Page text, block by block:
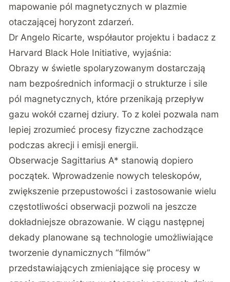
mapowanie pól magnetycznych w plazmie
otaczającej horyzont zdarzeń.
Dr Angelo Ricarte, współautor projektu i badacz z
Harvard Black Hole Initiative, wyjaśnia:
Obrazy w świetle spolaryzowanym dostarczają
nam bezpośrednich informacji o strukturze i sile
pól magnetycznych, które przenikają przepływ
gazu wokół czarnej dziury. To z kolei pozwala nam
lepiej zrozumieć procesy fizyczne zachodzące
podczas akrecji i emisji energii.
Obserwacje Sagittarius A* stanowią dopiero
początek. Wprowadzenie nowych teleskopów,
zwiększenie przepustowości i zastosowanie wielu
częstotliwości obserwacji pozwoli na jeszcze
dokładniejsze obrazowanie. W ciągu następnej
dekady planowane są technologie umożliwiające
tworzenie dynamicznych “filmów”
przedstawiających zmieniające się procesy w